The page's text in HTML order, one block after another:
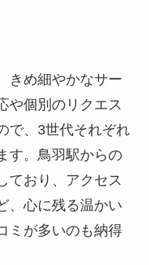
きめ細やかなサー
や個別のリクエス
で、3世代それぞれ
す。鳥羽駅からの
ており、アクセス
、心に残る温かい
ミが多いのも納得